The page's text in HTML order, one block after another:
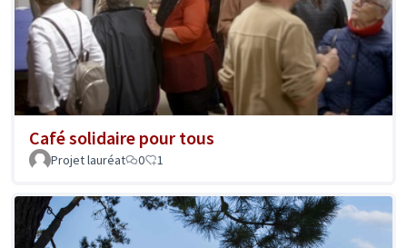
Café solidaire pour tous
Projet lauréat 0 1